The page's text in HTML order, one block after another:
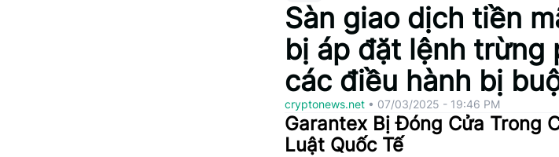
Sàn giao dịch tiền
bị áp đặt lệnh trừng
các điều hành bị
cryptonews.net • 07/03/2025 - 19:46 PM
Garantex Bị Đóng Cửa Trong
Luật Quốc Tế